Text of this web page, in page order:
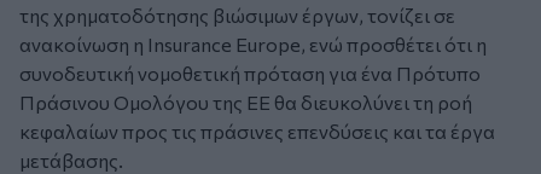
της χρηματοδότησης βιώσιμων έργων, τονίζει σε
ανακοίνωση η Insurance Europe, ενώ προσθέτει ότι η
συνοδευτική νομοθετική πρόταση για ένα Πρότυπο
Πράσινου Ομολόγου της ΕΕ θα διευκολύνει τη ροή
κεφαλαίων προς τις πράσινες επενδύσεις και τα έργα
μετάβασης.